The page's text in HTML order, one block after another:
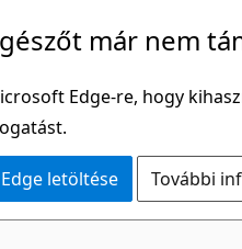
már nem
Edge-re, hogy
letöltése További